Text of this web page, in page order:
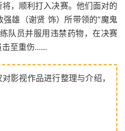
，顺利打入决赛。他们面对的
雄（谢贤 饰）所带领的“魔鬼
队员并服用违禁药物，在决赛
至重伤......
影视作品进行整理与介绍，